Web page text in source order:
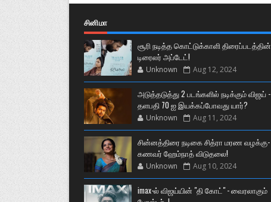
சினிமா
சூரி நடித்த கொட்டுக்காளி திரைப்படத்தின்
டிரைலர் அப்டேட்!
Unknown Aug 12, 2024
அடுத்தடுத்து 2 படங்களில் நடிக்கும் விஜய் -
தளபதி 70 ஐ இயக்கப்போவது யார்?
Unknown Aug 11, 2024
சின்னத்திரை நடிகை சித்ரா மரண வழக்கு-
கணவர் ஹேம்நாத் விடுதலை!
Unknown Aug 10, 2024
imax-ல் விஜய்யின் "தி கோட்" - வைரலாகும்